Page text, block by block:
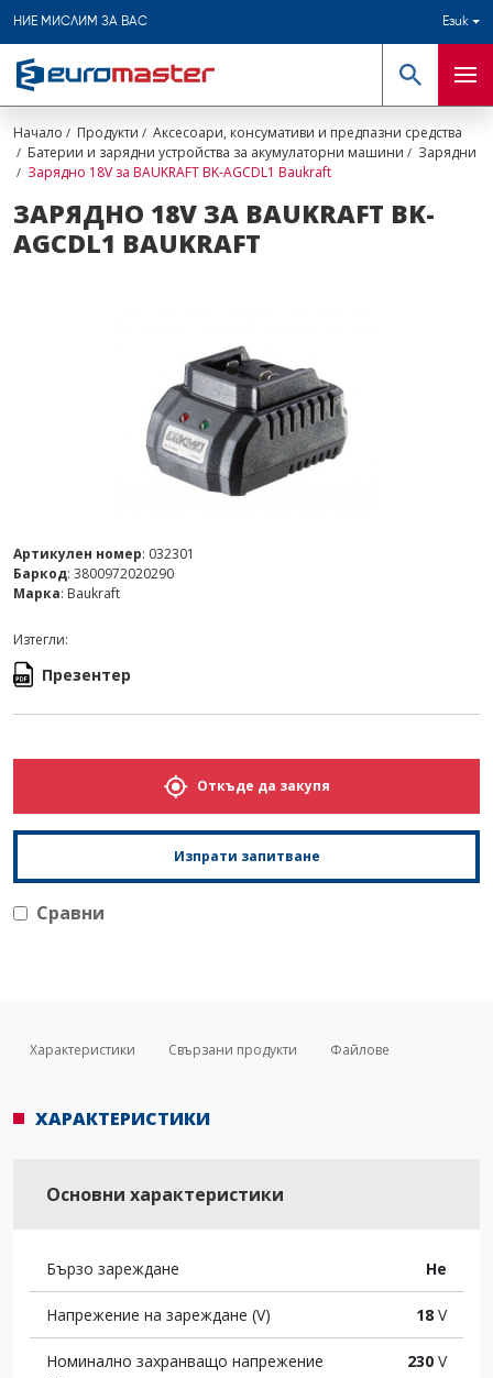
НИЕ МИСЛИМ ЗА ВАС Език
Търсене
Начало Продукти
Аксесоари, консумативи и предпазни средства
Батерии и зарядни устройства за акумулаторни машини
Зарядни
Зарядно 18V за BAUKRAFT BK-AGCDL1 Baukraft
ЗАРЯДНО 18V ЗА BAUKRAFT BK-
AGCDL1 BAUKRAFT
Артикулен номер: 032301
Баркод: 3800972020290
Марка: Baukraft
Изтегли:
Презентер
Откъде да закупя
Изпрати запитване
Сравни
Характеристики Свързани продукти Файлове
ХАРАКТЕРИСТИКИ
Основни характеристики
Бързо зареждане Не
Напрежение на зареждане (V) 18 V
Номинално захранващо напрежение
230 V